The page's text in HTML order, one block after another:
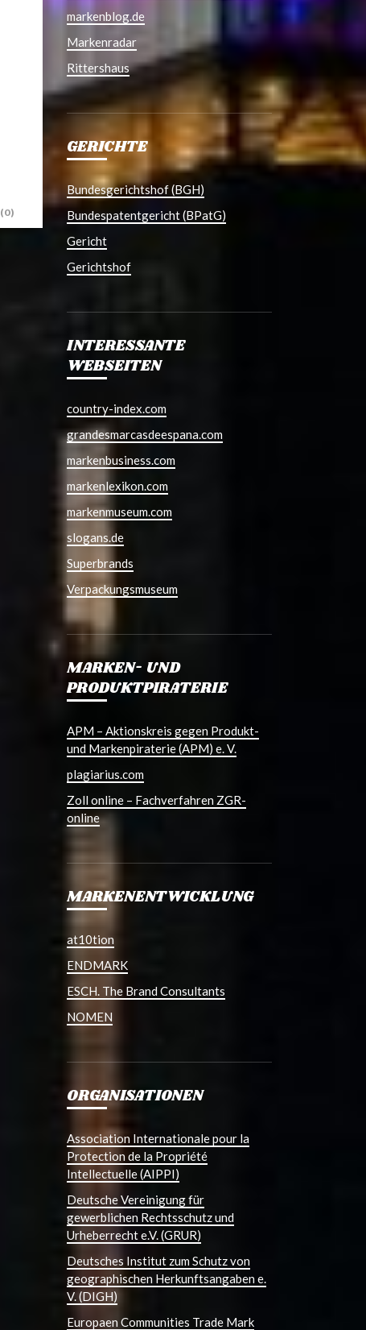
(0)
markenblog.de
Markenradar
Rittershaus
GERICHTE
Bundesgerichtshof (BGH)
Bundespatentgericht (BPatG)
Gericht
Gerichtshof
INTERESSANTE
WEBSEITEN
country-index.com
grandesmarcasdeespana.com
markenbusiness.com
markenlexikon.com
markenmuseum.com
slogans.de
Superbrands
Verpackungsmuseum
MARKEN- UND
PRODUKTPIRATERIE
APM – Aktionskreis gegen Produkt-
und Markenpiraterie (APM) e. V.
plagiarius.com
Zoll online – Fachverfahren ZGR-
online
MARKENENTWICKLUNG
at10tion
ENDMARK
ESCH. The Brand Consultants
NOMEN
ORGANISATIONEN
Association Internationale pour la
Protection de la Propriété
Intellectuelle (AIPPI)
Deutsche Vereinigung für
gewerblichen Rechtsschutz und
Urheberrecht e.V. (GRUR)
Deutsches Institut zum Schutz von
geographischen Herkunftsangaben e.
V. (DIGH)
Europaen Communities Trade Mark